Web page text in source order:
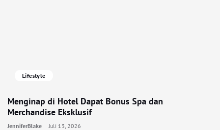
Lifestyle
Menginap di Hotel Dapat Bonus Spa dan
Merchandise Eksklusif
JenniferBlake Juli 13, 2026